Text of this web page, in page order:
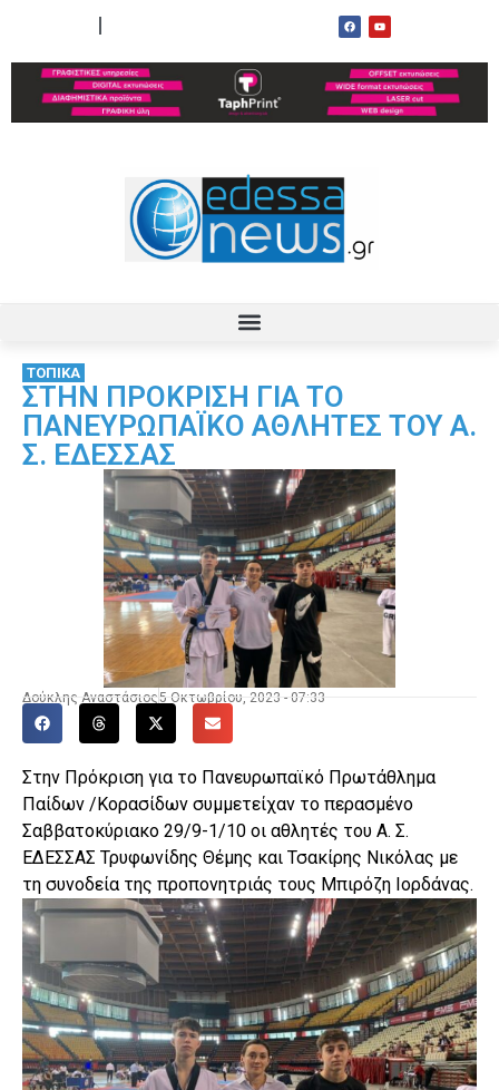
ΤΟΠΙΚΑ
ΣΤΗΝ ΠΡΟΚΡΙΣΗ ΓΙΑ ΤΟ
ΠΑΝΕΥΡΩΠΑΪΚΟ ΑΘΛΗΤΕΣ ΤΟΥ Α.
Σ. ΕΔΕΣΣΑΣ
Δούκλης Αναστάσιος5 Οκτωβρίου, 2023 - 07:33
Στην Πρόκριση για το Πανευρωπαϊκό Πρωτάθλημα
Παίδων /Κορασίδων συμμετείχαν το περασμένο
Σαββατοκύριακο 29/9-1/10 οι αθλητές του Α. Σ.
ΕΔΕΣΣΑΣ Τρυφωνίδης Θέμης και Τσακίρης Νικόλας με
τη συνοδεία της προπονητριάς τους Μπιρόζη Ιορδάνας.